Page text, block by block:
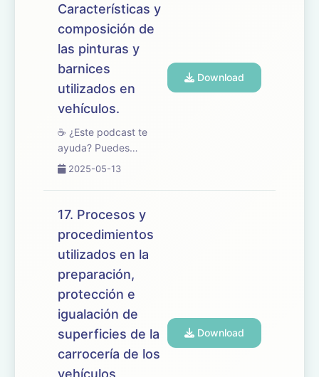
oposiciones de
Mantenimiento de
Vehículos, centrado en
las mezcl...
Características y
composición de
las pinturas y
barnices
utilizados en
vehículos.
☕ ¿Este podcast te
ayuda? Puedes
apoyarlo en
🎧 En este episodio
abordamos el tema 18
oposiciones de
Mantenimiento de
Vehículos, dedicado a
las caracterís...
2025-05-13
Download
17. Procesos y
procedimientos
utilizados en la
preparación,
protección e
igualación de
superficies de la
carrocería de los
vehículos,
Download